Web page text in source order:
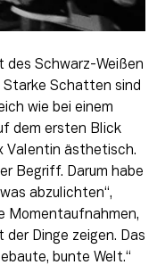
des Schwarz-Weißen
Starke Schatten sind
wie bei einem
dem ersten Blick
Valentin ästhetisch.
Begriff. Darum habe
abzulichten“,
Momentaufnahmen,
Dinge zeigen. Das
bunte Welt.“